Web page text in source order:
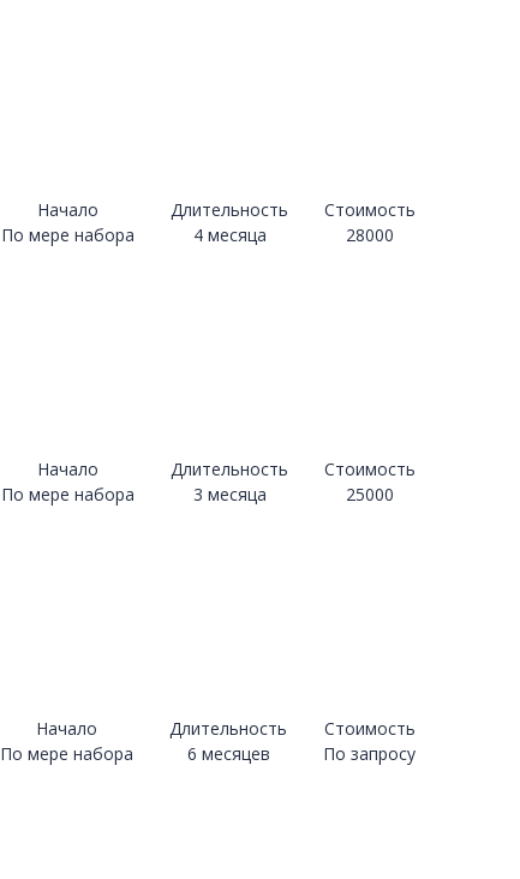
Начало
По мере набора
Длительность
4 месяца
Стоимость
28000
Начало
По мере набора
Длительность
3 месяца
Стоимость
25000
Начало
По мере набора
Длительность
6 месяцев
Стоимость
По запросу